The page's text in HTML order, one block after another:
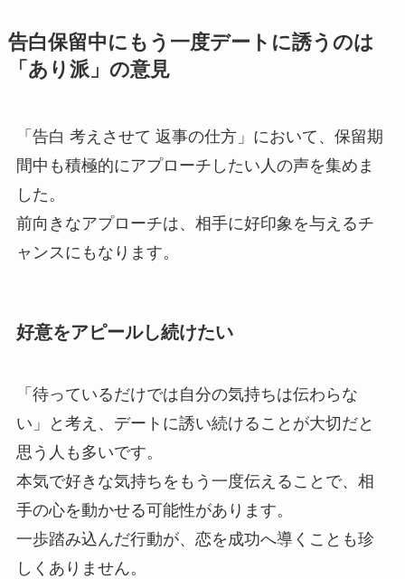
告白保留中にもう一度デートに誘うのは
「あり派」の意見
「告白 考えさせて 返事の仕方」において、保留期
間中も積極的にアプローチしたい人の声を集めま
した。
前向きなアプローチは、相手に好印象を与えるチ
ャンスにもなります。
好意をアピールし続けたい
「待っているだけでは自分の気持ちは伝わらな
い」と考え、デートに誘い続けることが大切だと
思う人も多いです。
本気で好きな気持ちをもう一度伝えることで、相
手の心を動かせる可能性があります。
一歩踏み込んだ行動が、恋を成功へ導くことも珍
しくありません。